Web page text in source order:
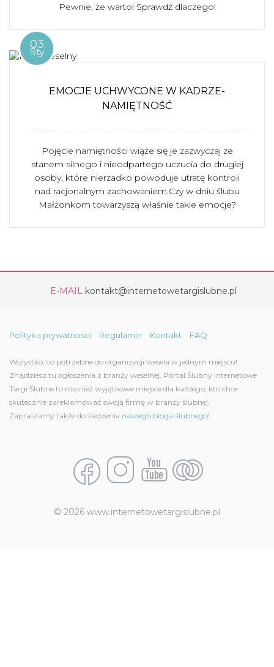
Pewnie, że warto! Sprawdź dlaczego!
03
Sty
EMOCJE UCHWYCONE W KADRZE-
NAMIĘTNOŚĆ
Pojęcie namiętności wiąże się je zazwyczaj ze
stanem silnego i nieodpartego uczucia do drugiej
osoby, które nierzadko powoduje utratę kontroli
nad racjonalnym zachowaniem.Czy w dniu ślubu
Małżonkom towarzyszą właśnie takie emocje?
E-MAIL kontakt@internetowetargislubne.pl
Polityka prywatności Regulamin Kontakt FAQ
Wszystko, co potrzebne do organizacji wesela w jednym miejscu!
Znajdziesz tu ogłoszenia z branży weselnej. Portal Ślubny Internetowe
Targi Ślubne to również wyjątkowe miejsce dla każdego, kto chce
skutecznie zareklamować swoją firmę w branży ślubnej.
Zapraszamy także do śledzenia naszego bloga ślubnego!
© 2026 www.internetowetargislubne.pl